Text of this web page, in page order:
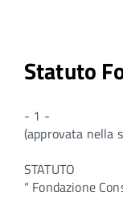
Statuto
- 1 -
(approvata nella
STATUTO
“ Fondazione